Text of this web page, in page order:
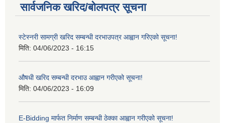
सार्वजनिक खरिद/बोलपत्र सूचना
स्टेस्नरी सामग्री खरिद सम्बन्धी दरभाउपत्र आह्वान गरिएको सूचना!
मिति: 04/06/2023 - 16:15
औषधी खरिद सम्बन्धी दरभाउ आह्वान गरीएको सूचना!
मिति: 04/06/2023 - 16:09
E-Bidding मार्फत निर्माण सम्बन्धी ठेक्का आह्वान गरीएको सूचना!